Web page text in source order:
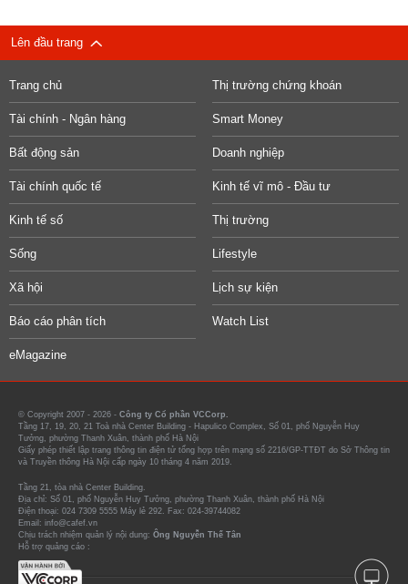
Lên đầu trang
Trang chủ Thị trường chứng khoán
Tài chính - Ngân hàng Smart Money
Bất động sản Doanh nghiệp
Tài chính quốc tế Kinh tế vĩ mô - Đầu tư
Kinh tế số Thị trường
Sống Lifestyle
Xã hội Lịch sự kiện
Báo cáo phân tích Watch List
eMagazine
© Copyright 2007 - 2026 - Công ty Cổ phần VCCorp.
Tầng 17, 19, 20, 21 Toà nhà Center Building - Hapulico Complex, Số 01, phố Nguyễn Huy
Tưởng, phường Thanh Xuân, thành phố Hà Nội
Giấy phép thiết lập trang thông tin điện tử tổng hợp trên mạng số 2216/GP-TTĐT do Sở Thông tin
và Truyền thông Hà Nội cấp ngày 10 tháng 4 năm 2019.
Tầng 21, tòa nhà Center Building.
Địa chỉ: Số 01, phố Nguyễn Huy Tưởng, phường Thanh Xuân, thành phố Hà Nội
Điện thoại: 024 7309 5555 Máy lẻ 292. Fax: 024-39744082
Email: info@cafef.vn
Chịu trách nhiệm quản lý nội dung: Ông Nguyễn Thế Tân
Hỗ trợ quảng cáo :